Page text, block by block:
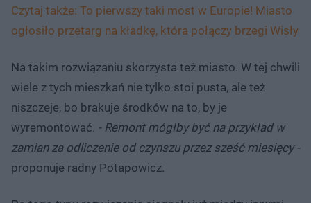
Czytaj także: To pierwszy taki most w Europie! Miasto
ogłosiło przetarg na kładkę, która połączy brzegi Wisły
Na takim rozwiązaniu skorzysta też miasto. W tej chwili
wiele z tych mieszkań nie tylko stoi pusta, ale też
niszczeje, bo brakuje środków na to, by je
wyremontować. - Remont mógłby być na przykład w
zamian za odliczenie od czynszu przez sześć miesięcy -
proponuje radny Potapowicz.